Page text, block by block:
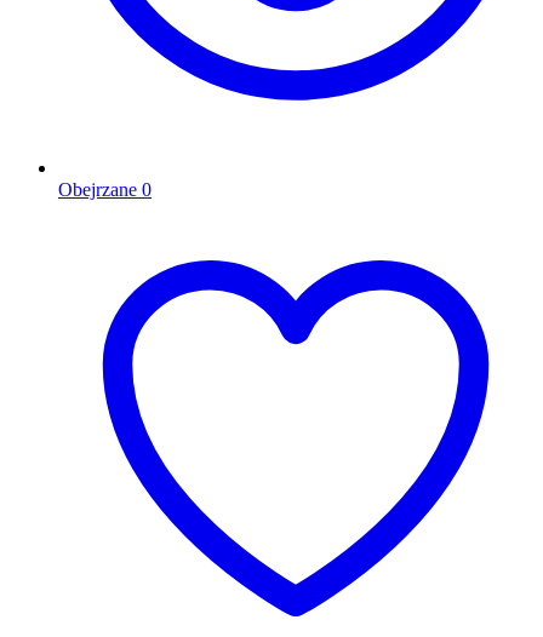
Obejrzane 0